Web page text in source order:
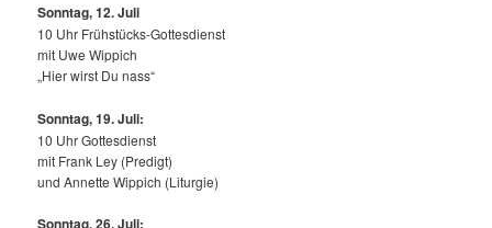
Sonntag, 12.Juli
10 Uhr Frühstücks-Gottesdienst
mit Uwe Wippich
„Hier wirst Du nass“
Sonntag, 19. Juli:
10 Uhr Gottesdienst
mit Frank Ley (Predigt)
und Annette Wippich (Liturgie)
Sonntag, 26. Juli: